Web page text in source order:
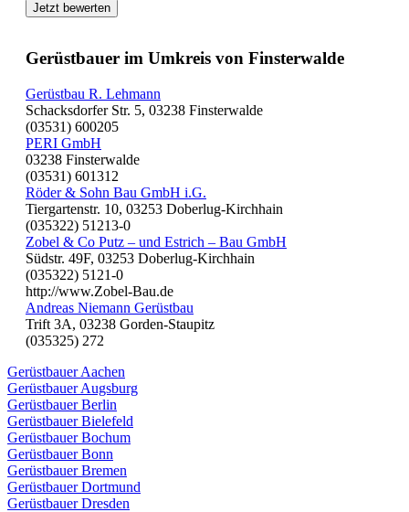
Jetzt bewerten
Gerüstbauer im Umkreis von Finsterwalde
Gerüstbau R. Lehmann
Schacksdorfer Str. 5, 03238 Finsterwalde
(03531) 600205
PERI GmbH
03238 Finsterwalde
(03531) 601312
Röder & Sohn Bau GmbH i.G.
Tiergartenstr. 10, 03253 Doberlug-Kirchhain
(035322) 51213-0
Zobel & Co Putz – und Estrich – Bau GmbH
Südstr. 49F, 03253 Doberlug-Kirchhain
(035322) 5121-0
http://www.Zobel-Bau.de
Andreas Niemann Gerüstbau
Trift 3A, 03238 Gorden-Staupitz
(035325) 272
Gerüstbauer Aachen
Gerüstbauer Augsburg
Gerüstbauer Berlin
Gerüstbauer Bielefeld
Gerüstbauer Bochum
Gerüstbauer Bonn
Gerüstbauer Bremen
Gerüstbauer Dortmund
Gerüstbauer Dresden